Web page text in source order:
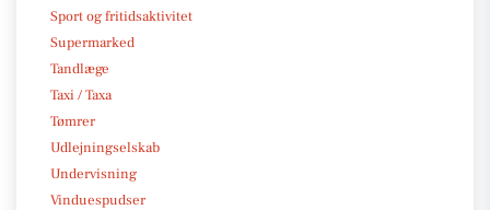
Sport og fritidsaktivitet
Supermarked
Tandlæge
Taxi / Taxa
Tømrer
Udlejningselskab
Undervisning
Vinduespudser